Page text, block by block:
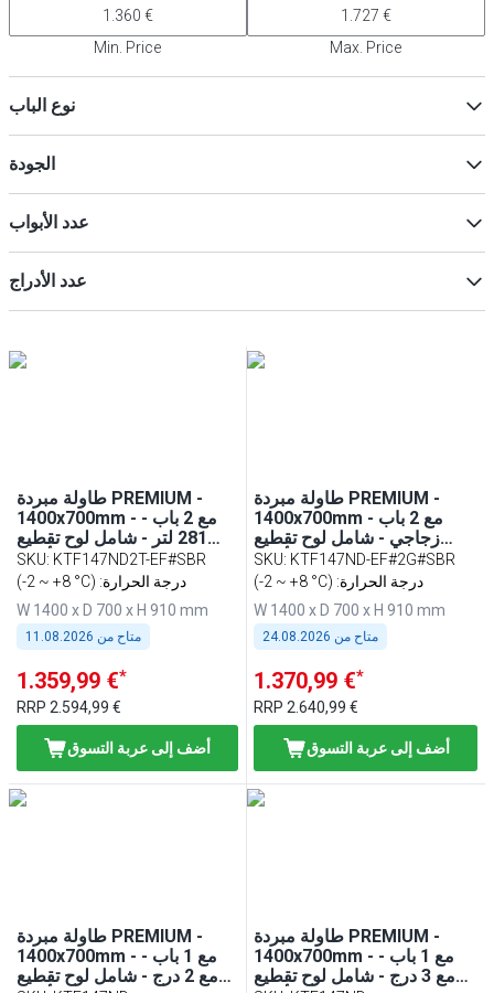
Min. Price Max. Price
نوع الباب
(
1
)
الجودة
عدد الأبواب
1(2)
عدد الأدراج
طاولة مبردة PREMIUM -
1400x700mm - مع 2 باب -
281 لتر - شامل لوح تقطيع
أحمر
SKU: KTF147ND2T-EF#SBR
(-2 ~ +8 °C) :درجة الحرارة
W 1400 x D 700 x H 910 mm
متاح من 11.08.2026
1.359,99 €*
RRP 2.594,99 €
أضف إلى عربة التسوق
طاولة مبردة PREMIUM -
1400x700mm - مع 2 باب
زجاجي - شامل لوح تقطيع
أحمر
SKU: KTF147ND-EF#2G#SBR
(-2 ~ +8 °C) :درجة الحرارة
W 1400 x D 700 x H 910 mm
متاح من 24.08.2026
1.370,99 €*
RRP2.640,99 €
أضف إلى عربة التسوق
طاولة مبردة PREMIUM -
1400x700mm - مع 1 باب -
مع 2 درج - شامل لوح تقطيع
طاولة مبردة PREMIUM -
1400x700mm - مع 1 باب -
مع 3 درج - شامل لوح تقطيع